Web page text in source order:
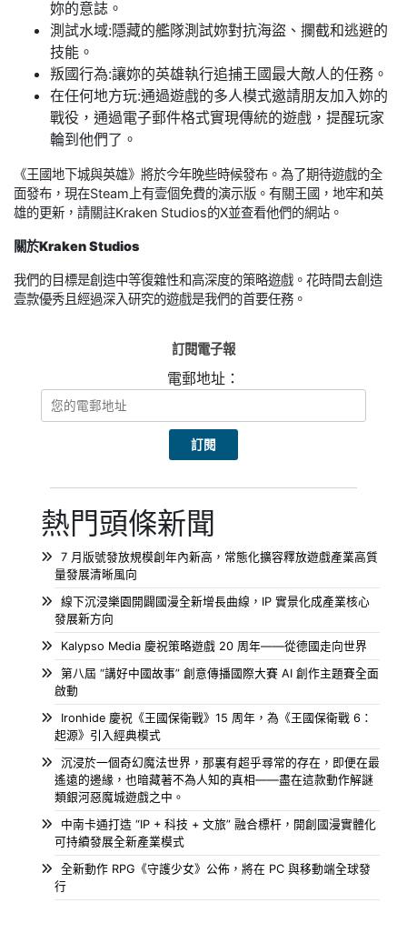
妳的意誌。
測試水域:隱藏的艦隊測試妳對抗海盜、攔截和逃避的
技能。
叛國行為:讓妳的英雄執行追捕王國最大敵人的任務。
在任何地方玩:通過遊戲的多人模式邀請朋友加入妳的
戰役，通過電子郵件格式實現傳統的遊戲，提醒玩家
輪到他們了。
《王國地下城與英雄》將於今年晚些時候發布。為了期待遊戲的全
面發布，現在Steam上有壹個免費的演示版。有關王國，地牢和英
雄的更新，請關註Kraken Studios的X並查看他們的網站。
關於Kraken Studios
我們的目標是創造中等復雜性和高深度的策略遊戲。花時間去創造
壹款優秀且經過深入研究的遊戲是我們的首要任務。
訂閱電子報
電郵地址：
熱門頭條新聞
7 月版號發放規模創年內新高，常態化擴容釋放遊戲產業高質
量發展清晰風向
線下沉浸樂園開闢國漫全新增長曲線，IP 實景化成產業核心
發展新方向
Kalypso Media 慶祝策略遊戲 20 周年——從德國走向世界
第八屆 “講好中國故事” 創意傳播國際大賽 AI 創作主題賽全面
啟動
Ironhide 慶祝《王國保衛戰》15 周年，為《王國保衛戰 6：
起源》引入經典模式
沉浸於一個奇幻魔法世界，那裏有超乎尋常的存在，即便在最
遙遠的邊緣，也暗藏著不為人知的真相——盡在這款動作解謎
類銀河惡魔城遊戲之中。
中南卡通打造 “IP + 科技 + 文旅” 融合標杆，開創國漫實體化
可持續發展全新產業模式
全新動作 RPG《守護少女》公佈，將在 PC 與移動端全球發
行